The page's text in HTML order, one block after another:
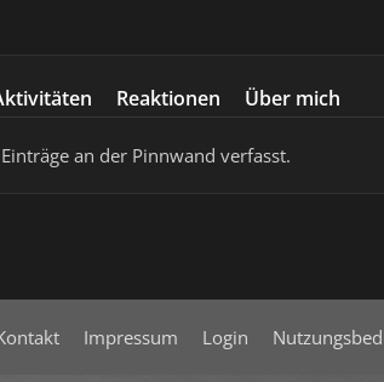
Reaktionen Über mich
an der Pinnwand verfasst.
Impressum Login